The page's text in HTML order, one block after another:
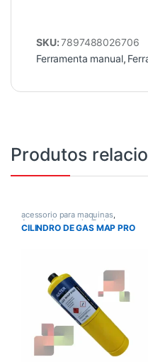
SKU:7897488026706
Ferramenta manual,
Produtos
acessorio para maquinas,
Acessorios gerais ,Todos
CILINDRO DE GAS MAP PRO